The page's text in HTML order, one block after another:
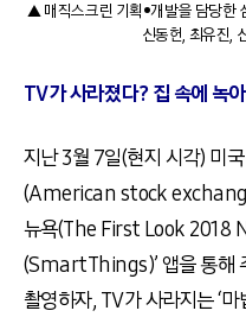
▲ 매직스크린 기획•개발을 담당한
신동헌, 최유진,
TV가 사라졌다? 집 속에 녹
지난 3월 7일(현지 시각) 미
(American stock
뉴욕(The First Look 2018
(SmartThings)’ 앱을 통해
촬영하자, TV가 사라지는 ‘